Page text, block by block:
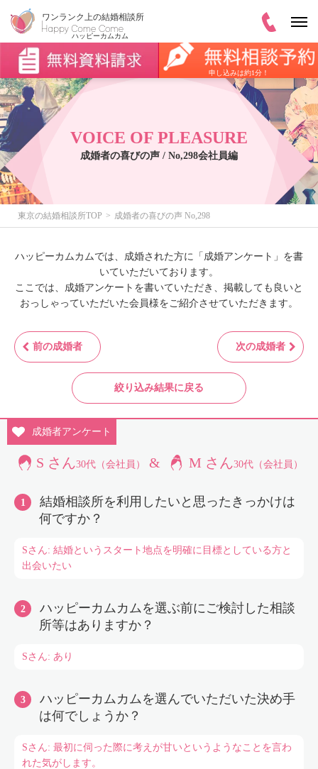
申し込みは約1分！
VOICE OF PLEASURE
成婚者の喜びの声 / No,298会社員編
東京の結婚相談所TOP 成婚者の喜びの声 No,298
ハッピーカムカムでは、成婚された方に「成婚アンケート」を書
いていただいております。
ここでは、成婚アンケートを書いていただき、掲載しても良いと
おっしゃっていただいた会員様をご紹介させていただきます。
前の成婚者 次の成婚者
絞り込み結果に戻る
成婚者アンケート
S さん30代（会社員） & M さん30代（会社員）
結婚相談所を利用したいと思ったきっかけは
何ですか？
Sさん: 結婚というスタート地点を明確に目標としている方と
出会いたい
ハッピーカムカムを選ぶ前にご検討した相談
所等はありますか？
Sさん: あり
ハッピーカムカムを選んでいただいた決め手
は何でしょうか？
Sさん: 最初に伺った際に考えが甘いというようなことを言わ
れた気がします。